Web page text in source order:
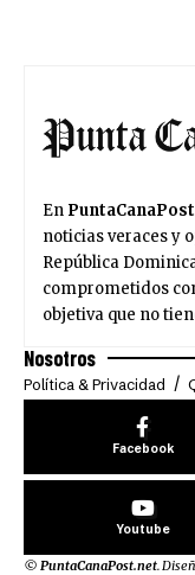
En
noticias veraces y
República
comprometidos
objetiva que no
Nosotros
Política & Privacidad
Facebook
Youtube
© PuntaCanaPost.net.